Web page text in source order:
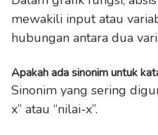
mewakili input atau
hubungan antara dua
Apakah ada sinonim untuk
Sinonim yang sering
x” atau “nilai-x”.